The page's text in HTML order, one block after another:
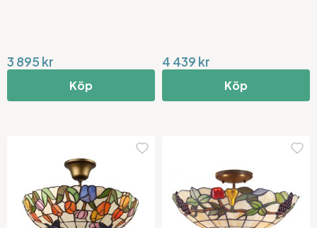
3 895 kr
Köp
4 439 kr
Köp